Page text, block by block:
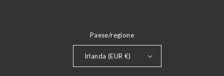
Paese/regione
Irlanda (EUR €)